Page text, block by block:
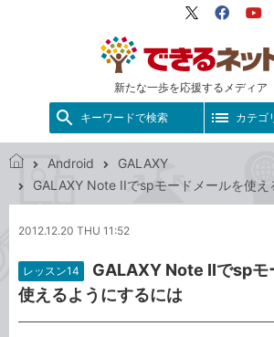
新たな一歩を応援するメディア
X（旧
キーワードで検索 カテゴ
で
ネ
ト
Android
GALAXY
GALAXY Note IIでspモードメールを使え
2012.12.20 THU 11:52
レッスン14
GALAXY Note IIでspモ
使えるようにするには